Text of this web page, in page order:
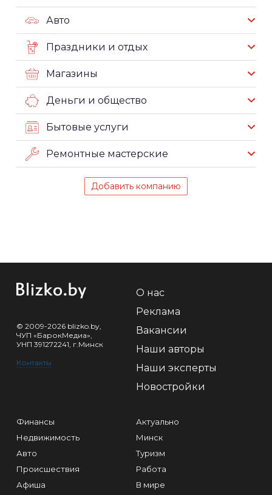
Авто
Праздники и отдых
Магазины
Деньги и общество
Бытовые услуги
Ремонтные мастерские
Добавить компанию
© 2009-2026 blizko.by,
ЧУП «БарокМедиа»,
УНП 391272241, г.Минск
Контакты
О нас
Реклама
Вакансии
Наши авторы
Наши эксперты
Новостройки
Финансы
Недвижимость
Авто
Происшествия
Афиша
Актуально
Минск
Туризм
Работа
В мире